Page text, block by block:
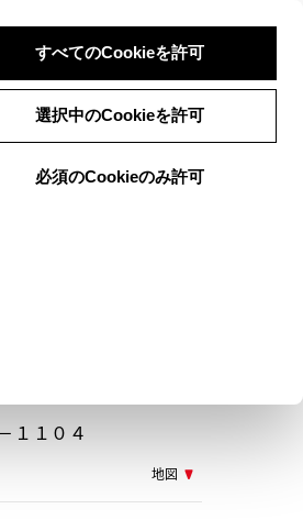
すべてのCookieを許可
選択中のCookieを許可
必須のCookieのみ許可
ログイン 検索 メニュー
メニュー
１１０４
地図